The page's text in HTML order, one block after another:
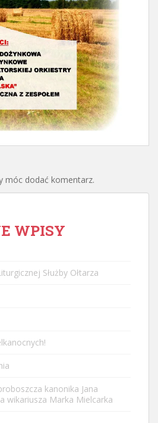
móc dodać komentarz.
WPISY
Służby Ołtarza
kanonika Jana
wikariusza Marka Mielcarka